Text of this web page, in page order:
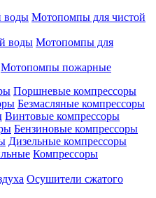
Мотопомпы для чистой
Мотопомпы для
Мотопомпы пожарные
Поршневые компрессоры
Безмасляные компрессоры
Винтовые компрессоры
Бензиновые компрессоры
Дизельные компрессоры
Компрессоры
Осушители сжатого